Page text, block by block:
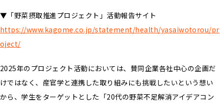
▼「野菜摂取推進プロジェクト」活動報告サイト
https://www.kagome.co.jp/statement/health/yasaiwotorou/pr
oject/
2025年のプロジェクト活動においては、賛同企業各社中心の企画だ
けではなく、産官学と連携した取り組みにも挑戦したいという想い
から、学生をターゲットとした「20代の野菜不足解消アイデアコン